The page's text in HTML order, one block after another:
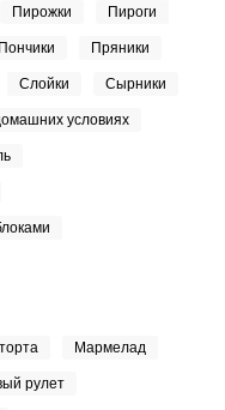
Пирожки Пироги
Пончики Пряники
Слойки Сырники
условиях
Мармелад
рулет